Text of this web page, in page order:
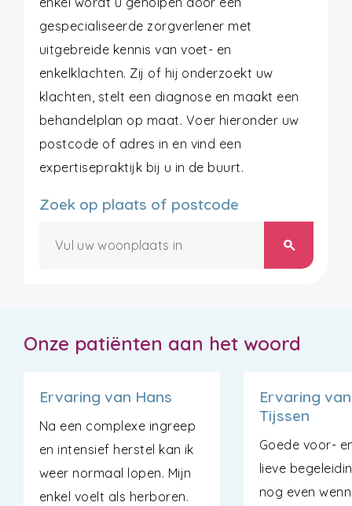
gespecialiseerde zorgverlener met
uitgebreide kennis van voet- en
enkelklachten. Zij of hij onderzoekt uw
klachten, stelt een diagnose en maakt een
behandelplan op maat. Voer hieronder uw
postcode of adres in en vind een
expertisepraktijk bij u in de buurt.
Zoek op plaats of postcode
search
Onze patiënten aan het woord
Ervaring van Hans
Na een complexe ingreep
en intensief herstel kan ik
weer normaal lopen. Mijn
enkel voelt als herboren.
Ervaring
Tijssen
Goede voor-
lieve
nog even